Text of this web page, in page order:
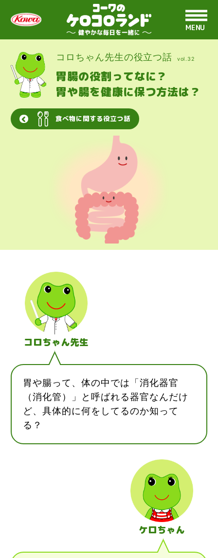
MENU
コロちゃん先生の役立つ話 vol.32
胃腸の役割ってなに？
胃や腸を健康に保つ方法は？
食べ物に関する役立つ話
コロちゃん先生
胃や腸って、体の中では「消化器官
（消化管）」と呼ばれる器官なんだけ
ど、具体的に何をしてるのか知って
る？
ケロちゃん